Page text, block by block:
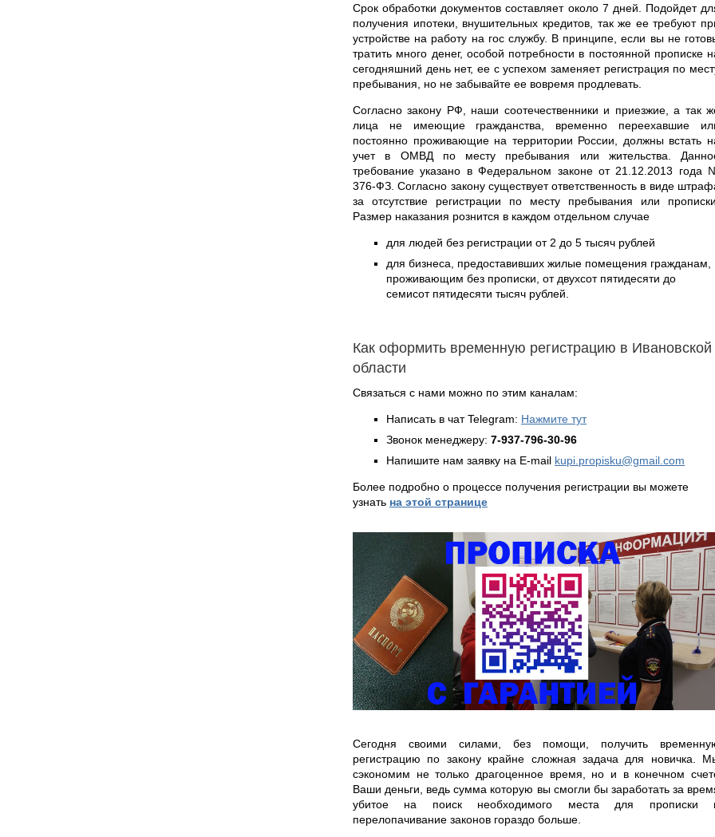
Срок обработки документов составляет около 7 дней. Подойдет
получения ипотеки, внушительных кредитов, так же ее требуют
устройстве на работу на гос службу. В принципе, если вы не
тратить много денег, особой потребности в постоянной прописке
сегодняшний день нет, ее с успехом заменяет регистрация по
пребывания, но не забывайте ее вовремя продлевать.
Согласно закону РФ, наши соотечественники и приезжие, а так
лица не имеющие гражданства, временно переехавшие
постоянно проживающие на территории России, должны встать
учет в ОМВД по месту пребывания или жительства.
требование указано в Федеральном законе от 21.12.2013 года
376-ФЗ. Согласно закону существует ответственность в виде
за отсутствие регистрации по месту пребывания или прописки.
Размер наказания рознится в каждом отдельном случае
для людей без регистрации от 2 до 5 тысяч рублей
для бизнеса, предоставивших жилые помещения гражданам,
проживающим без прописки, от двухсот пятидесяти до
семисот пятидесяти тысяч рублей.
Как оформить временную регистрацию в Ивановской
области
Связаться с нами можно по этим каналам:
Написать в чат Telegram: Нажмите тут
Звонок менеджеру: 7-937-796-30-96
Напишите нам заявку на E-mail kupi.propisku@gmail.com
Более подробно о процессе получения регистрации вы можете
узнать на этой странице
Сегодня своими силами, без помощи, получить
регистрацию по закону крайне сложная задача для новичка.
сэкономим не только драгоценное время, но и в конечном
Ваши деньги, ведь сумма которую вы смогли бы заработать за
убитое на поиск необходимого места для прописки
перелопачивание законов гораздо больше.